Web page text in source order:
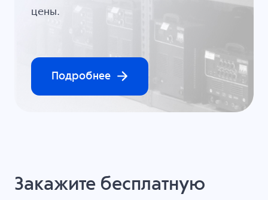
цены.
Подробнее
Закажите бесплатную